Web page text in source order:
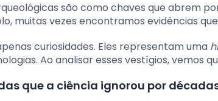
são como chaves que abrem
muitas vezes encontramos evidências
curiosidades. Eles representam uma
Ao analisar esses vestígios, vemos
que a ciência ignorou por